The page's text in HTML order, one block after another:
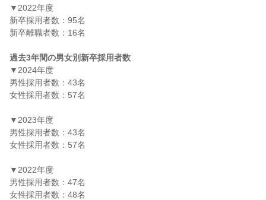
▼2022年度
新卒採用者数：95名
新卒離職者数：16名
過去3年間の男女別新卒採用者数
▼2024年度
男性採用者数：43名
女性採用者数：57名
▼2023年度
男性採用者数：43名
女性採用者数：57名
▼2022年度
男性採用者数：47名
女性採用者数：48名